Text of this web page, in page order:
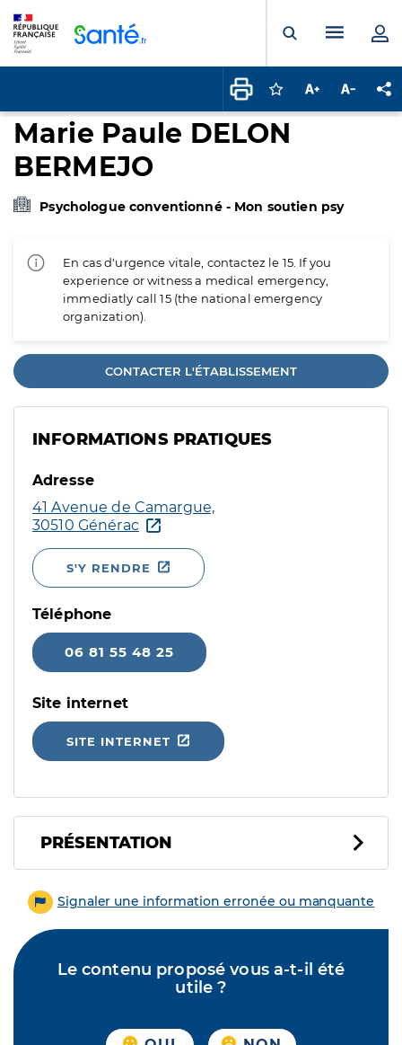
Ouvrir laMenu
Connectez-vous
Augmenter la
Marie Paule DELON
BERMEJO
Psychologue conventionné - Mon soutien psy
En cas d'urgence vitale, contactez le 15. If you
experience or witness a medical emergency,
immediatly call 15 (the national emergency
organization).
CONTACTER L'ÉTABLISSEMENT
INFORMATIONS PRATIQUES
Adresse
41 Avenue de Camargue,
30510 Générac
S'Y RENDRE
Téléphone
06 81 55 48 25
Site internet
SITE INTERNET
PRÉSENTATION
Signaler une information erronée ou manquante
Le contenu proposé vous a-t-il été
utile ?